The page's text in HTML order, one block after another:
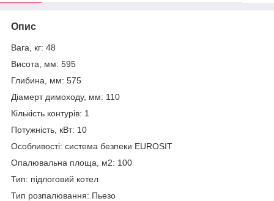
Опис
Вага, кг: 48
Висота, мм: 595
Глибина, мм: 575
Діамерт димоходу, мм: 110
Кількість контурів: 1
Потужність, кВт: 10
Особливості: система безпеки EUROSIT
Опалювальна площа, м2: 100
Тип: підлоговий котел
Тип розпалювання: Пьезо